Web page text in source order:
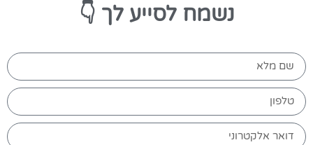
נשמחלסייע לך 👇